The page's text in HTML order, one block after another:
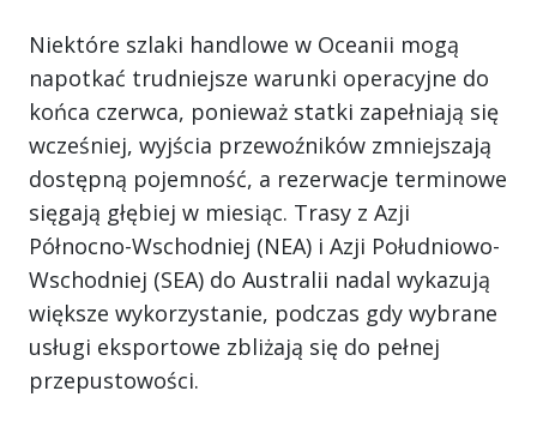
Niektóre szlaki handlowe w Oceanii mogą
napotkać trudniejsze warunki operacyjne do
końca czerwca, ponieważ statki zapełniają się
wcześniej, wyjścia przewoźników zmniejszają
dostępną pojemność, a rezerwacje terminowe
sięgają głębiej w miesiąc. Trasy z Azji
Północno-Wschodniej (NEA) i Azji Południowo-
Wschodniej (SEA) do Australii nadal wykazują
większe wykorzystanie, podczas gdy wybrane
usługi eksportowe zbliżają się do pełnej
przepustowości.